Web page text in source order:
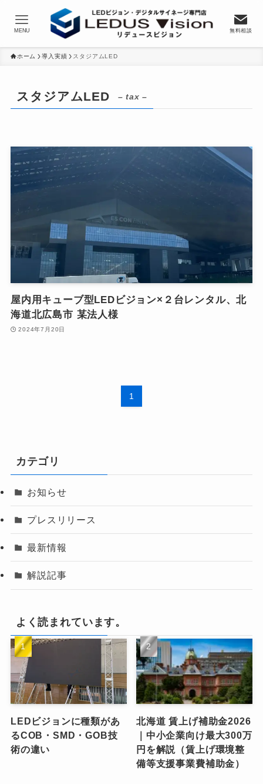
無料相談
MENU
ホーム 導入実績 スタジアムLED
スタジアムLED – tax –
屋内用キューブ型LEDビジョン×２台レンタル、北
海道北広島市 某法人様
2024年7月20日
1
カテゴリ
お知らせ
プレスリリース
最新情報
解説記事
よく読まれています。
LEDビジョンに種類があ
るCOB・SMD・GOB技
術の違い
北海道 賃上げ補助金2026
｜中小企業向け最大300万
円を解説（賃上げ環境整
備等支援事業費補助金）